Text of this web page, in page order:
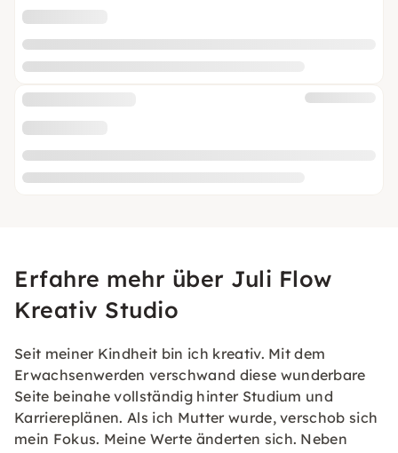
Erfahre mehr über Juli Flow
Kreativ Studio
Seit meiner Kindheit bin ich kreativ. Mit dem
Erwachsenwerden verschwand diese wunderbare
Seite beinahe vollständig hinter Studium und
Karriereplänen. Als ich Mutter wurde, verschob sich
mein Fokus. Meine Werte änderten sich. Neben